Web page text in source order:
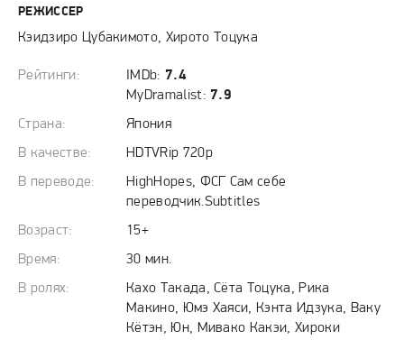
Судьбоносным становится открытие, что её коллега,
всегда невозмутимый и харизматичный Камисака Ген,
скрывает такую же уязвимость. Это знание стирает
смелости. Вместо того чтобы оставаться в плену своих
комплексов, она решает взять контроль над ситуацией и
предлагает Гену радикальный план: совместно
преодолеть свой первый рубеж, отправившись на
свидание в отель. Этот отчаянный шаг — не проявление
гнетущую тишину в личной жизни, сделав решающий,
хоть и пугающий, шаг в неизвестность вместе.
РЕЖИССЕР
Кэидзиро Цубакимото, Хирото Тоцука
Рейтинги: IMDb: 7.4
MyDramalist: 7.9
Страна:
Япония
В качестве:
HDTVRip 720p
В переводе:
HighHopes, ФСГ Сам себе
переводчик.Subtitles
Возраст:
15+
Время:
30 мин.
В ролях:
Кахо Такада, Сёта Тоцука, Рика
Макино, Юмэ Хаяси, Кэнта Идзука, Ваку
Кётэн, Юн, Мивако Какэи, Хироки